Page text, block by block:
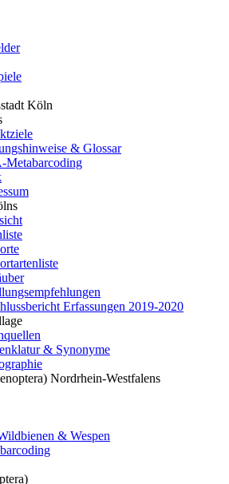
Köln
& Glossar
Metabarcoding
Erfassungen 2019-2020
& Synonyme
Nordrhein-Westfalens
& Wespen